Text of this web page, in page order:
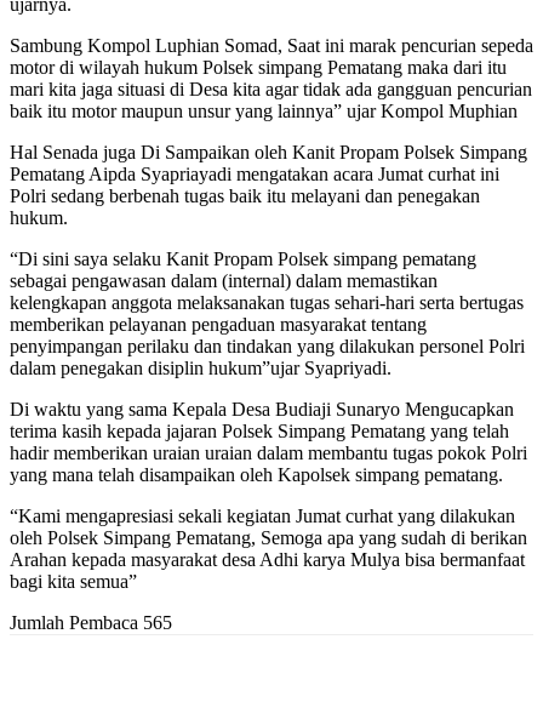
ujarnya.
Sambung Kompol Luphian Somad, Saat ini marak pencurian sepeda
motor di wilayah hukum Polsek simpang Pematang maka dari itu
mari kita jaga situasi di Desa kita agar tidak ada gangguan pencurian
baik itu motor maupun unsur yang lainnya” ujar Kompol Muphian
Hal Senada juga Di Sampaikan oleh Kanit Propam Polsek Simpang
Pematang Aipda Syapriayadi mengatakan acara Jumat curhat ini
Polri sedang berbenah tugas baik itu melayani dan penegakan
hukum.
“Di sini saya selaku Kanit Propam Polsek simpang pematang
sebagai pengawasan dalam (internal) dalam memastikan
kelengkapan anggota melaksanakan tugas sehari-hari serta bertugas
memberikan pelayanan pengaduan masyarakat tentang
penyimpangan perilaku dan tindakan yang dilakukan personel Polri
dalam penegakan disiplin hukum”ujar Syapriyadi.
Di waktu yang sama Kepala Desa Budiaji Sunaryo Mengucapkan
terima kasih kepada jajaran Polsek Simpang Pematang yang telah
hadir memberikan uraian uraian dalam membantu tugas pokok Polri
yang mana telah disampaikan oleh Kapolsek simpang pematang.
“Kami mengapresiasi sekali kegiatan Jumat curhat yang dilakukan
oleh Polsek Simpang Pematang, Semoga apa yang sudah di berikan
Arahan kepada masyarakat desa Adhi karya Mulya bisa bermanfaat
bagi kita semua”
Jumlah Pembaca 565